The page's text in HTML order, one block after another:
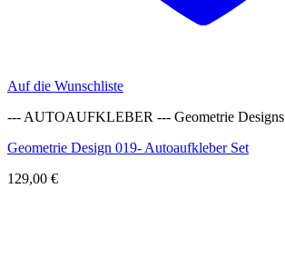
Auf die Wunschliste
--- AUTOAUFKLEBER --- Geometrie Designs
Geometrie Design 019- Autoaufkleber Set
129,00 €